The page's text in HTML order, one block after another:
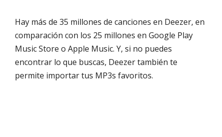
Hay más de 35 millones de canciones en Deezer, en
comparación con los 25 millones en Google Play
Music Store o Apple Music. Y, si no puedes
encontrar lo que buscas, Deezer también te
permite importar tus MP3s favoritos.